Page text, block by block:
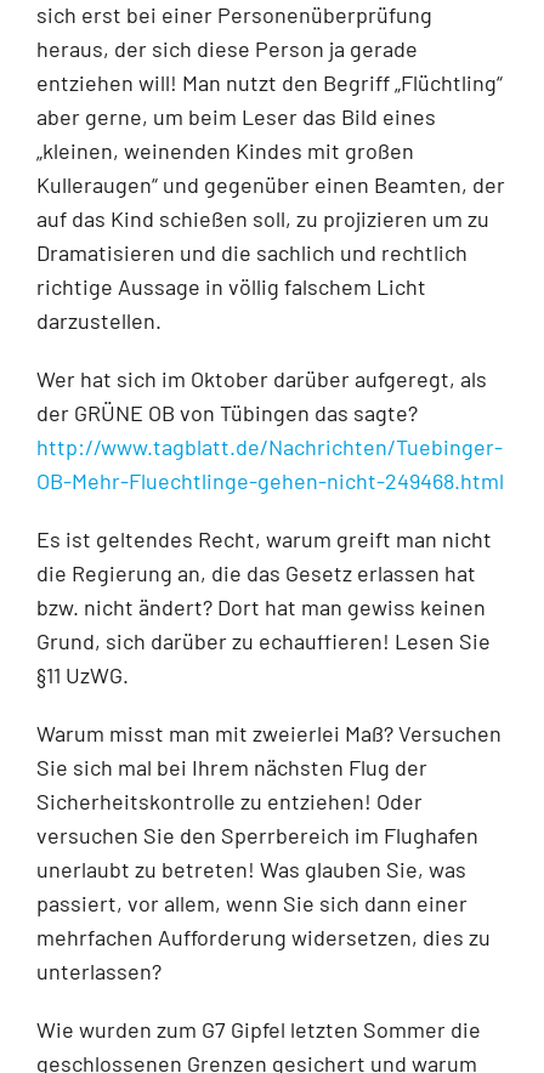
sich erst bei einer Personenüber­prüfung
heraus, der sich diese Person ja gerade
entziehen will! Man nutzt den Begriff „Flücht­ling“
aber gerne, um beim Leser das Bild eines
„kleinen, weinenden Kindes mit großen
Kulleraugen“ und gegenüber einen Beamten, der
auf das Kind schießen soll, zu projizie­ren um zu
Dramatisieren und die sachlich und rechtlich
richtige Aussage in völlig falschem Licht
darzustellen.
Wer hat sich im Oktober darüber aufgeregt, als
der GRÜNE OB von Tübingen das sagte?
http://www.tagblatt.de/Nachrichten/Tuebinger-
OB-Mehr-Fluechtlinge-gehen-nicht-249468.html
Es ist geltendes Recht, warum greift man nicht
die Regierung an, die das Gesetz erlassen hat
bzw. nicht ändert? Dort hat man gewiss keinen
Grund, sich darüber zu echauffieren! Lesen Sie
§11 UzWG.
Warum misst man mit zweierlei Maß? Versuchen
Sie sich mal bei Ihrem nächsten Flug der
Sicherheitskontrolle zu entziehen! Oder
versuchen Sie den Sperrbereich im Flughafen
unerlaubt zu betreten! Was glauben Sie, was
passiert, vor allem, wenn Sie sich dann ei­ner
mehrfachen Aufforderung widersetzen, dies zu
unterlassen?
Wie wurden zum G7 Gipfel letzten Sommer die
geschlossenen Grenzen gesichert und warum